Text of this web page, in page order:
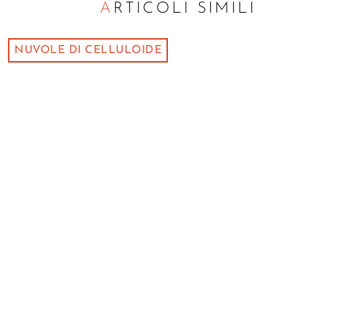
ARTICOLI SIMILI
NUVOLE DI CELLULOIDE